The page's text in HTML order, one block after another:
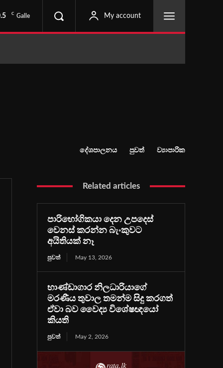
C Galle My account
දේශපාලනය පුවත් ව්‍යාපාරික
Related articles
පාරිභෝගිකයා දෙන උපදෙස්
වෙනස් කරන්න බැංකුවට
අයිතියක් නෑ
පුවත් May 13, 2026
භාණ්ඩාගාර නිලධාරියාගේ
මරණීය තුවාල තමන්ම සිදු කරගත්
ඒවා බව වෛද්‍ය විශේෂඥයෝ
කියති
පුවත් May 2, 2026